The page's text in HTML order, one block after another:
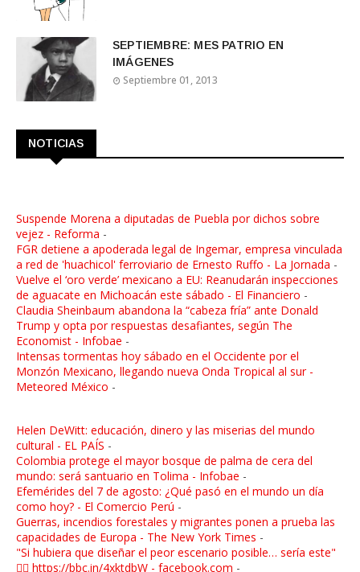
SEPTIEMBRE: MES PATRIO EN
IMÁGENES
Septiembre 01, 2013
NOTICIAS
Suspende Morena a diputadas de Puebla por dichos sobre
vejez - Reforma -
FGR detiene a apoderada legal de Ingemar, empresa vinculada
a red de 'huachicol' ferroviario de Ernesto Ruffo - La Jornada -
Vuelve el ‘oro verde’ mexicano a EU: Reanudarán inspecciones
de aguacate en Michoacán este sábado - El Financiero -
Claudia Sheinbaum abandona la “cabeza fría” ante Donald
Trump y opta por respuestas desafiantes, según The
Economist - Infobae -
Intensas tormentas hoy sábado en el Occidente por el
Monzón Mexicano, llegando nueva Onda Tropical al sur -
Meteored México -
Helen DeWitt: educación, dinero y las miserias del mundo
cultural - EL PAÍS -
Colombia protege el mayor bosque de palma de cera del
mundo: será santuario en Tolima - Infobae -
Efemérides del 7 de agosto: ¿Qué pasó en el mundo un día
como hoy? - El Comercio Perú -
Guerras, incendios forestales y migrantes ponen a prueba las
capacidades de Europa - The New York Times -
"Si hubiera que diseñar el peor escenario posible… sería este"
👉🏼 https://bbc.in/4xktdbW - facebook.com -